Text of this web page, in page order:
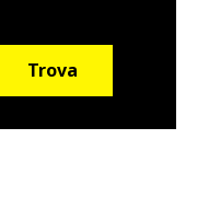
Trova